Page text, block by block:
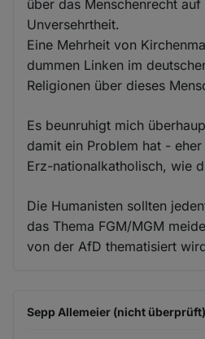
über das Menschenrecht
Unversehrtheit.
Eine Mehrheit von
dummen Linken im
Religionen über dieses
Es beunruhigt mich
damit ein Problem hat -
Erz-nationalkatholisch, wie
Die Humanisten sollten
das Thema FGM/MGM
von der AfD thematisiert
Sepp Allemeier (nicht überprüft)